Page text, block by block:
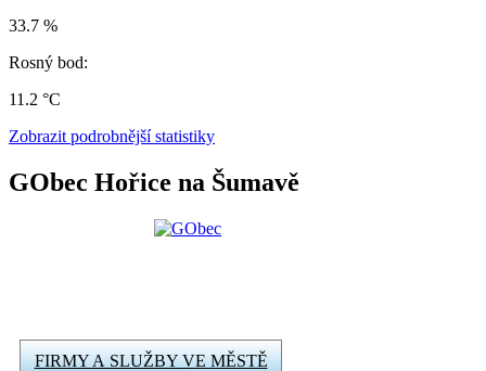
33.7 %
Rosný bod:
11.2 °C
Zobrazit podrobnější statistiky
GObec Hořice na Šumavě
FIRMY A SLUŽBY VE MĚSTĚ